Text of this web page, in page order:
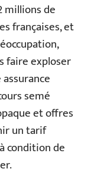
millions de
françaises, et
faire exploser
semé
et offres
un tarif
condition de